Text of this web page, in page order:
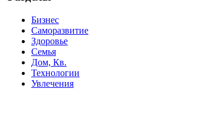
Бизнес
Саморазвитие
Здоровье
Семья
Дом, Кв.
Технологии
Увлечения